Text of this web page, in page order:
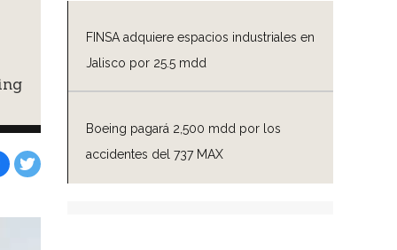
FINSA adquiere espacios industriales en
Jalisco por 25.5 mdd
Boeing pagará 2,500 mdd por los
accidentes del 737 MAX